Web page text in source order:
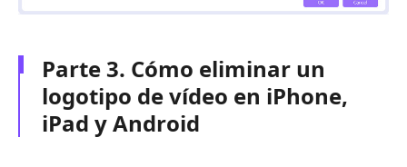
Parte 3. Cómo eliminar un
logotipo de vídeo en iPhone,
iPad y Android